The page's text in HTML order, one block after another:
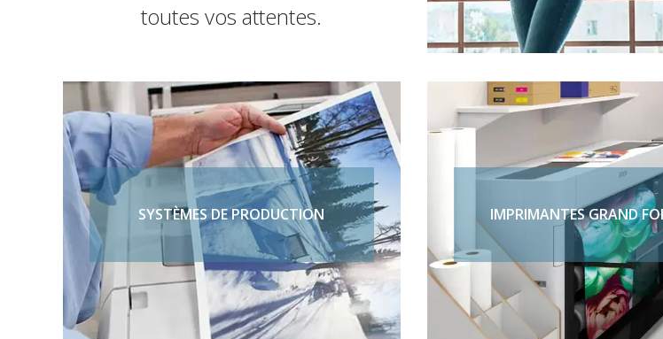
toutes vos attentes.
SYSTÈMES DE PRODUCTION IMPRIMANTES GRAND